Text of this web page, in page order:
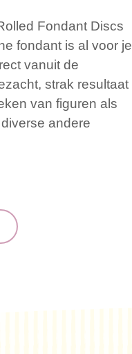
Fondant Discs
fondant is al voor je
vanuit de
strak resultaat
van figuren als
andere